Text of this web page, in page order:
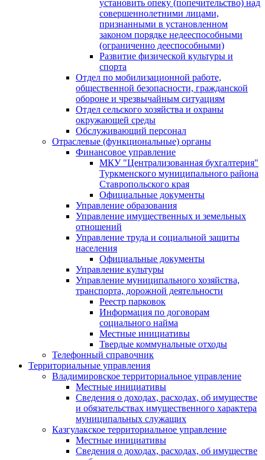
установить опеку (попечительство) над
совершеннолетними лицами,
признанными в установленном
законом порядке недееспособными
(ограниченно дееспособными)
Развитие физической культуры и
спорта
Отдел по мобилизационной работе,
общественной безопасности, гражданской
оборонe и чрезвычайным ситуациям
Отдел сельского хозяйства и охраны
окружающей среды
Обслуживающий персонал
Отраслевые (функциональные) органы
Финансовое управление
МКУ "Централизованная бухгалтерия"
Туркменского муниципального района
Ставропольского края
Официальные документы
Управление образования
Управление имущественных и земельных
отношений
Управление труда и социальной защиты
населения
Официальные документы
Управление культуры
Управление муниципального хозяйства,
транспорта, дорожной деятельности
Реестр парковок
Информация по договорам
социального найма
Местные инициативы
Твердые коммунальные отходы
Телефонный справочник
Территориальные управления
Владимировское территориальное управление
Местные инициативы
Сведения о доходах, расходах, об имуществе
и обязательствах имущественного характера
муниципальных служащих
Казгулакское территориальное управление
Местные инициативы
Сведения о доходах, расходах, об имуществе